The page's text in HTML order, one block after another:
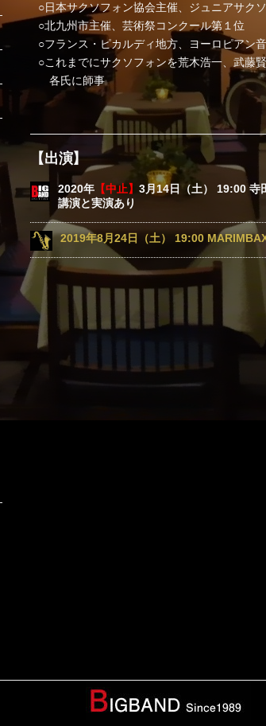
○日本サクソフォン協会主催、ジュニアサク
○北九州市主催、芸術祭コンクール第１位
○フランス・ピカルディ地方、ヨーロピアン
○これまでにサクソフォンを荒木浩一、武藤
各氏に師事
【出演】
2020年 【中止】 3月14日（土） 19:00
講演と実演あり
2019年8月24日（土） 19:00